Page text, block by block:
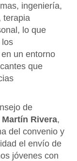
ingeniería,
terapia
lo que
los
un entorno
que
de
Martín Rivera,
del convenio y
el envío de
jóvenes con